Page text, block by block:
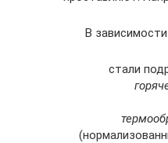
В
стали